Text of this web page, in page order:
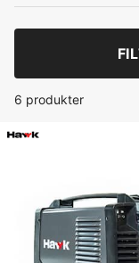
6 produkter